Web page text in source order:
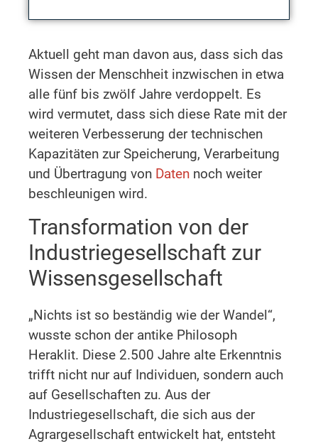
Aktuell geht man davon aus, dass sich das
Wissen der Menschheit inzwischen in etwa
alle fünf bis zwölf Jahre verdoppelt. Es
wird vermutet, dass sich diese Rate mit der
weiteren Verbesserung der technischen
Kapazitäten zur Speicherung, Verarbeitung
und Übertragung von Daten noch weiter
beschleunigen wird.
Transformation von der
Industriegesellschaft zur
Wissensgesellschaft
„Nichts ist so beständig wie der Wandel“,
wusste schon der antike Philosoph
Heraklit. Diese 2.500 Jahre alte Erkenntnis
trifft nicht nur auf Individuen, sondern auch
auf Gesellschaften zu. Aus der
Industriegesellschaft, die sich aus der
Agrargesellschaft entwickelt hat, entsteht